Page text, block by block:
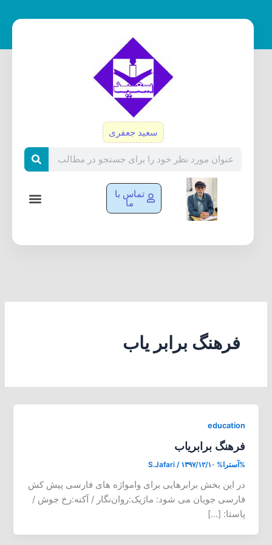
سعید جعفری
تماس با
ما
فرهنگ برابر یاب
education
فرهنگ برابریاب
%آسترا% S.Jafari / ۱۳۹۷/۱۲/۱۰
در این بخش برابرهایی برای وامواژه های فارسی پیش کش
فارسی جویان می شود: ماژیک:روان‌نگار / آکنه:رخ جوش /
پاستا: […]